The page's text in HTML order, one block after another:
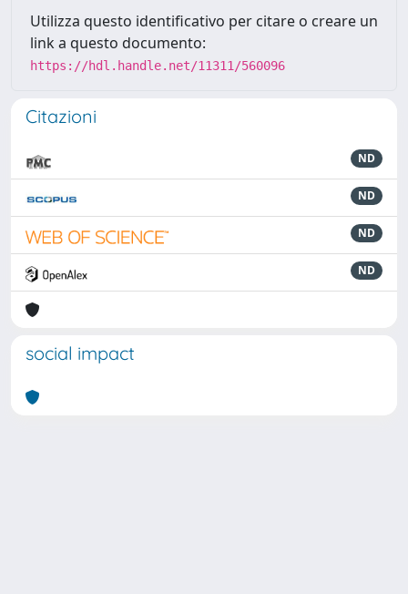
Utilizza questo identificativo per citare o creare un
link a questo documento:
https://hdl.handle.net/11311/560096
Citazioni
ND
ND
ND
ND
social impact